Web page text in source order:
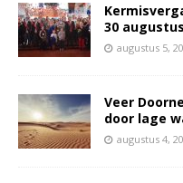
30 augustus
augustus 5,
Veer
door lage
augustus 4,